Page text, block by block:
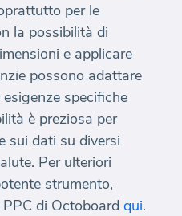
per le
la possibilità di
e applicare
possono adattare
specifiche
è preziosa per
sui dati su diversi
Per ulteriori
strumento,
di Octoboard qui.